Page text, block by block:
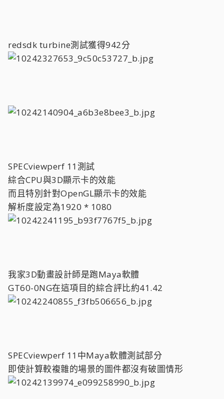
redsdk turbine測試獲得942分
SPECviewperf 11測試
綜合CPU與3D顯示卡的效能
而且特別針對OpenGL顯示卡的效能
解析度設定為1920 * 1080
我家3D動畫設計師是跑Maya軟體
GT60-0NG在這項目的綜合評比約41.42
SPECviewperf 11中Maya軟體測試部分
即使計算較複雜的場景的圖件都沒有破圖情形